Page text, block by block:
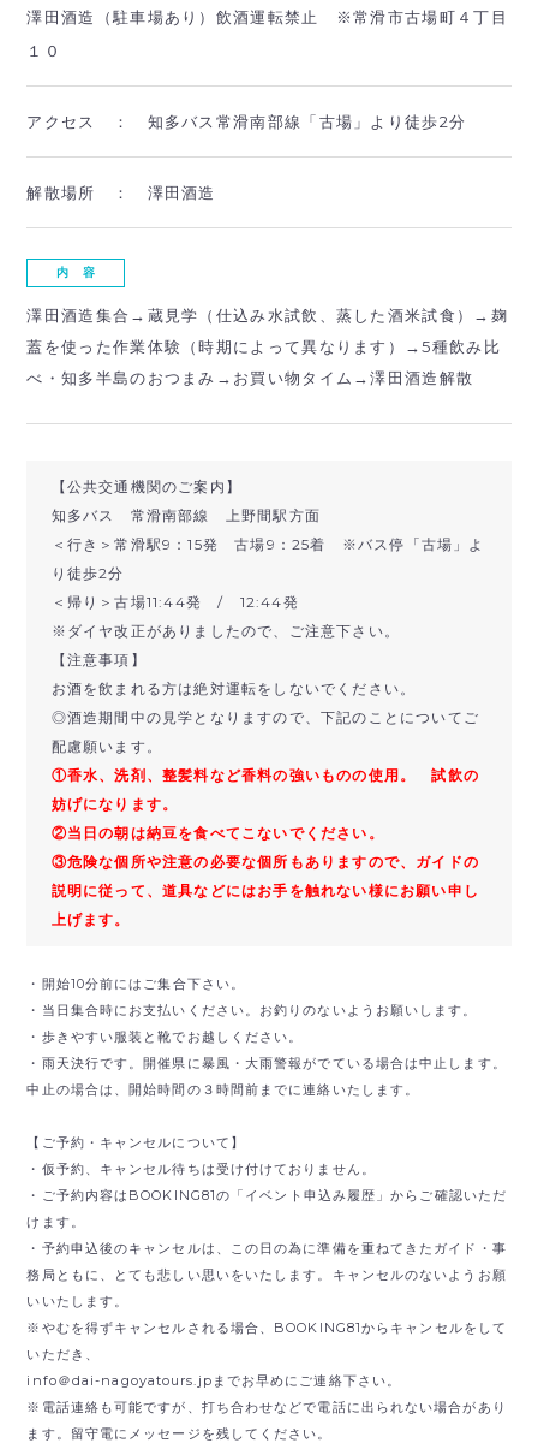
澤田酒造（駐車場あり）飲酒運転禁止 ※常滑市古場町４丁目
１０
アクセス ： 知多バス常滑南部線「古場」より徒歩2分
解散場所 ： 澤田酒造
内 容
澤田酒造集合→蔵見学（仕込み水試飲、蒸した酒米試食）→麹
蓋を使った作業体験（時期によって異なります）→5種飲み比
べ・知多半島のおつまみ→お買い物タイム→澤田酒造解散
【公共交通機関のご案内】
知多バス 常滑南部線 上野間駅方面
＜行き＞常滑駅9：15発 古場9：25着 ※バス停「古場」よ
り徒歩2分
＜帰り＞古場11:44発 / 12:44発
※ダイヤ改正がありましたので、ご注意下さい。
【注意事項】
お酒を飲まれる方は絶対運転をしないでください。
◎酒造期間中の見学となりますので、下記のことについてご
配慮願います。
①香水、洗剤、整髪料など香料の強いものの使用。 試飲の
妨げになります。
②当日の朝は納豆を食べてこないでください。
③危険な個所や注意の必要な個所もありますので、ガイドの
説明に従って、道具などにはお手を触れない様にお願い申し
上げます。
・開始10分前にはご集合下さい。
・当日集合時にお支払いください。お釣りのないようお願いします。
・歩きやすい服装と靴でお越しください。
・雨天決行です。開催県に暴風・大雨警報がでている場合は中止します。
中止の場合は、開始時間の３時間前までに連絡いたします。
【ご予約・キャンセルについて】
・仮予約、キャンセル待ちは受け付けておりません。
・ご予約内容はBOOKING81の「イベント申込み履歴」からご確認いただ
けます。
・予約申込後のキャンセルは、この日の為に準備を重ねてきたガイド・事
務局ともに、とても悲しい思いをいたします。キャンセルのないようお願
いいたします。
※やむを得ずキャンセルされる場合、BOOKING81からキャンセルをして
いただき、
info＠dai-nagoyatours.jpまでお早めにご連絡下さい。
※電話連絡も可能ですが、打ち合わせなどで電話に出られない場合があり
ます。留守電にメッセージを残してください。